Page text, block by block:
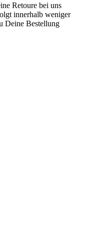
Retoure bei uns
innerhalb weniger
Deine Bestellung